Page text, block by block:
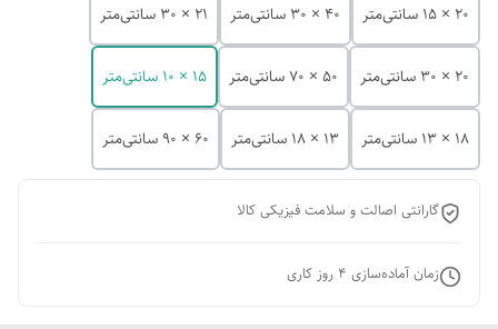
20 × 15 سانتی‌متر 40 × 30 سانتی‌متر 21 × 30 سانتی‌متر
20 × 30 سانتی‌متر 50 × 70 سانتی‌متر 15 × 10 سانتی‌متر
18 × 13 سانتی‌متر 13 × 18 سانتی‌متر 60 × 90 سانتی‌متر
گارانتی اصالت و سلامت فیزیکی کالا
زمان آماده‌سازی 4 روز کاری